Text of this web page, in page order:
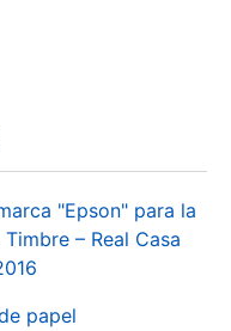
"Epson" para la
– Real Casa
papel